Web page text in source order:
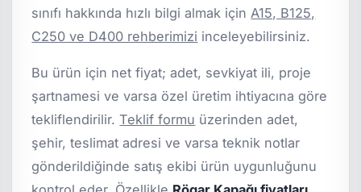
sınıfı hakkında hızlı bilgi almak için A15, B125,
C250 ve D400 rehberimizi inceleyebilirsiniz.
Bu ürün için net fiyat; adet, sevkiyat ili, proje
şartnamesi ve varsa özel üretim ihtiyacına göre
tekliflendirilir.Teklif formu üzerinden adet,
şehir, teslimat adresi ve varsa teknik notlar
gönderildiğinde satış ekibi ürün uygunluğunu